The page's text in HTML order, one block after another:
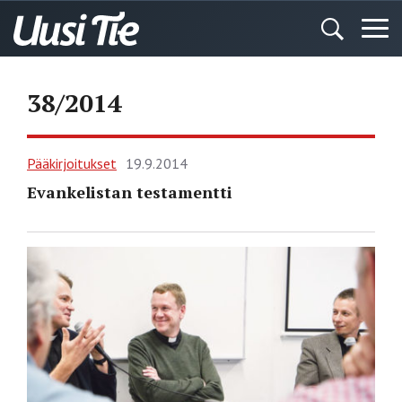
38/2014
Pääkirjoitukset 19.9.2014
Evankelistan testamentti